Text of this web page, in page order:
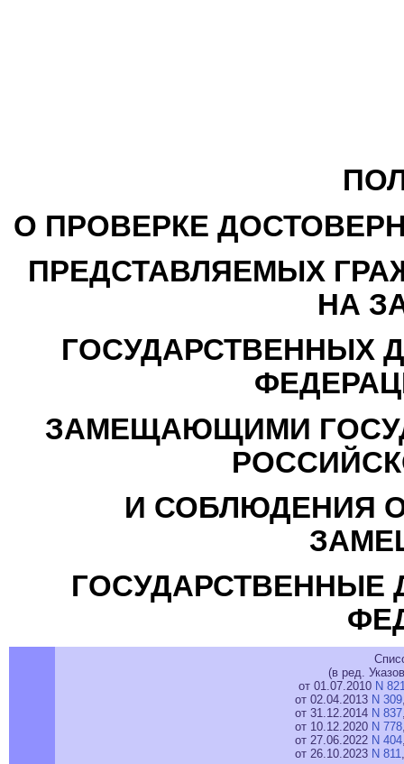
О ПРОВЕРКЕ
ПРЕДСТАВЛЯЕМЫХ
НА
ГОСУДАРСТВЕННЫХ
ЗАМЕЩАЮЩИМИ
И СОБЛЮДЕНИЯ
ГОСУДАРСТВЕННЫЕ
(в ред.
от 01.07.2010 N
от 02.04.2013 N 309
от 31.12.2014 N 837
от 10.12.2020 N 778
от 27.06.2022 N 404
от 26.10.2023 N 811